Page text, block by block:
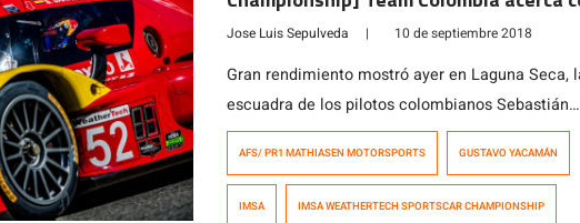
Oreca en Laguna Seca
Jose Luis Sepulveda | 10 de septiembre 2018
Gran rendimiento mostró ayer en Laguna Seca,
escuadra de los pilotos colombianos Sebastián
Saavedra y Gustavo Yacamán. El cambio de
programado por AFS/PR1 Mathiasen Motorsports,
AFS/ PR1 MATHIASEN MOTORSPORTS GUSTAVO YACAMÁN
IMSA IMSA WEATHERTECH SPORTSCAR CHAMPIONSHIP